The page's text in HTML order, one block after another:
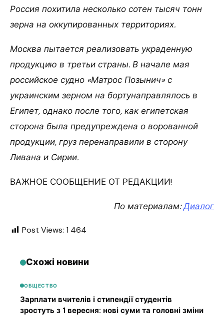
Россия похитила несколько сотен тысяч тонн
зерна на оккупированных территориях.
Москва пытается реализовать украденную
продукцию в третьи страны. В начале мая
российское судно «Матрос Позынич» с
украинским зерном на бортунаправлялось в
Египет, однако после того, как египетская
сторона была предупреждена о ворованной
продукции, груз перенаправили в сторону
Ливана и Сирии.
ВАЖНОЕ СООБЩЕНИЕ ОТ РЕДАКЦИИ!
По материалам:Диалог
Post Views: 1 464
Схожі новини
ОБЩЕСТВО
Зарплати вчителів і стипендії студентів
зростуть з 1 вересня: нові суми та головні зміни